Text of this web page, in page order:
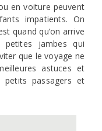
en voiture peuvent
impatients. On
quand qu’on arrive
jambes qui
que le voyage ne
astuces et
petits passagers et